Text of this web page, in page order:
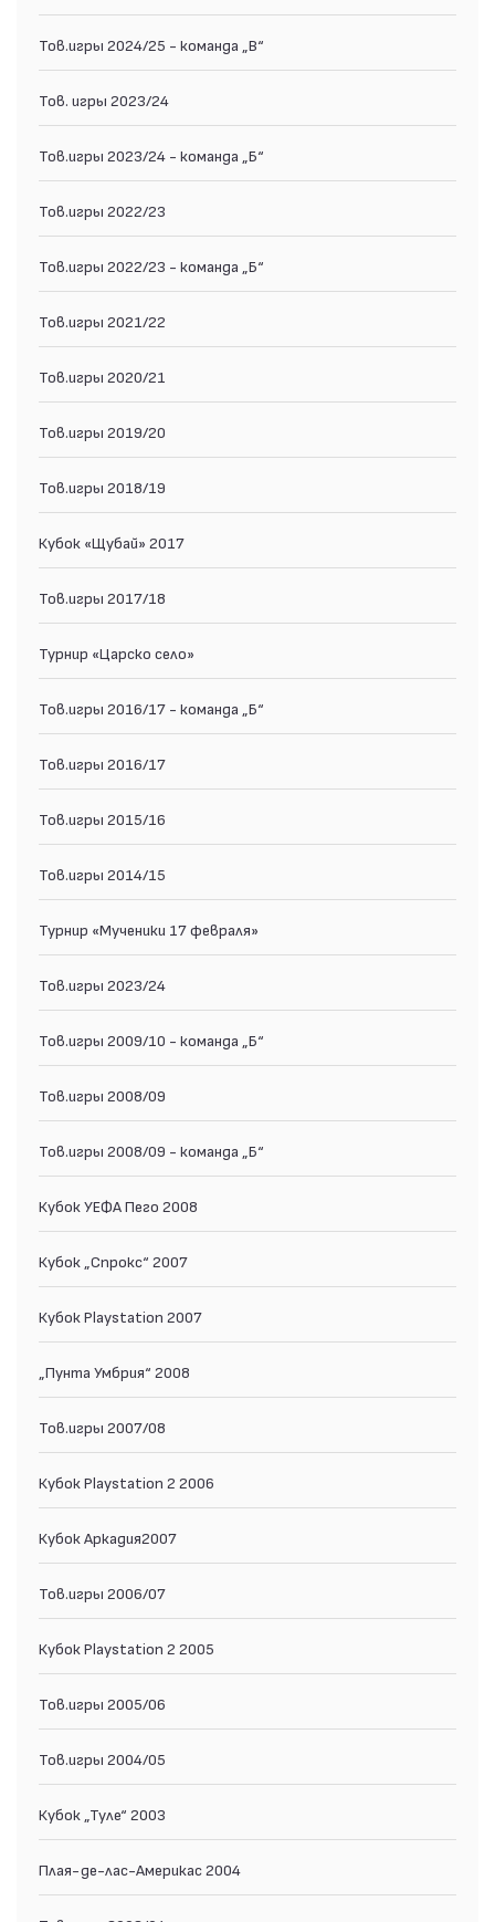
Тов.игры 2024/25 - команда „В“
Тов. игры 2023/24
Тов.игры 2023/24 - команда „Б“
Тов.игры 2022/23
Тов.игры 2022/23 - команда „Б“
Тов.игры 2021/22
Тов.игры 2020/21
Тов.игры 2019/20
Тов.игры 2018/19
Кубок «Щубай» 2017
Тов.игры 2017/18
Турнир «Царско село»
Тов.игры 2016/17 - команда „Б“
Тов.игры 2016/17
Тов.игры 2015/16
Тов.игры 2014/15
Турнир «Мученики 17 февраля»
Тов.игры 2023/24
Тов.игры 2009/10 - команда „Б“
Тов.игры 2008/09
Тов.игры 2008/09 - команда „Б“
Кубок УЕФА Пего 2008
Кубок „Спрокс“ 2007
Кубок Playstation 2007
„Пунта Умбрия“ 2008
Тов.игры 2007/08
Кубок Playstation 2 2006
Кубок Аркадия2007
Тов.игры 2006/07
Кубок Playstation 2 2005
Тов.игры 2005/06
Тов.игры 2004/05
Кубок „Туле“ 2003
Плая-де-лас-Америкас 2004